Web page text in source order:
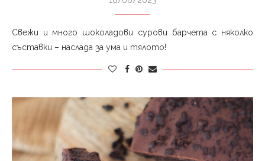
Свежи и много шоколадови сурови барчета с няколко
съставки – наслада за ума и тялото!